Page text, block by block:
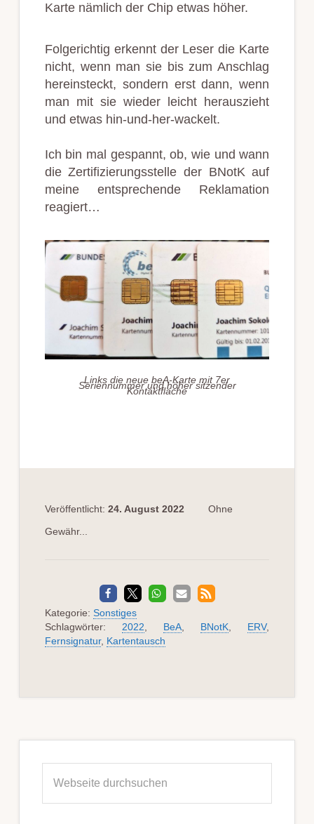
Karte nämlich der Chip etwas höher.
Folgerichtig erkennt der Leser die Karte
nicht, wenn man sie bis zum Anschlag
hereinsteckt, sondern erst dann, wenn
man mit sie wieder leicht herauszieht
und etwas hin-und-her-wackelt.
Ich bin mal gespannt, ob, wie und wann
die Zertifizierungsstelle der BNotK auf
meine entsprechende Reklamation
reagiert…
Links die neue beA-Karte mit 7er
Seriennummer und höher sitzender
Kontaktfläche
Veröffentlicht: 24. August 2022
Ohne
Gewähr...
Kategorie: Sonstiges
Schlagwörter: 2022 BeA BNotK ERV,
Fernsignatur, Kartentausch